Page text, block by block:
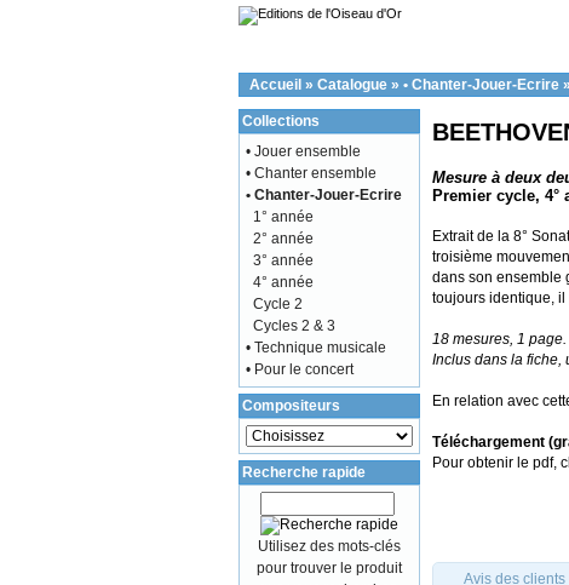
Accueil » Catalogue » • Chanter-Jouer-Ecrire »
Mesure à deux
Premier cycle, 4°
Extrait de la 8°
troisième
dans son ensemble
toujours identique, il
18 mesures, 1 page.
Inclus dans la fiche,
En relation avec
Téléchargement
Pour obtenir le pdf,
Avis des clients
Collections
• Jouer ensemble
• Chanter ensemble
• Chanter-Jouer-Ecrire
1° année
2° année
3° année
4° année
Cycle 2
Cycles 2 & 3
• Technique musicale
• Pour le concert
Compositeurs
Recherche rapide
Utilisez des mots-clés
pour trouver le produit